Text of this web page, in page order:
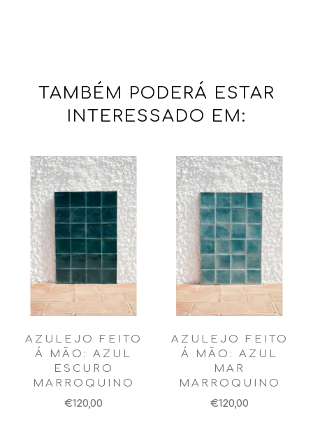
TAMBÉM PODERÁ ESTAR
INTERESSADO EM:
AZULEJO FEITO
Á MÃO: AZUL
ESCURO
MARROQUINO
€120,00
AZULEJO FEITO
Á MÃO: AZUL
MAR
MARROQUINO
€120,00